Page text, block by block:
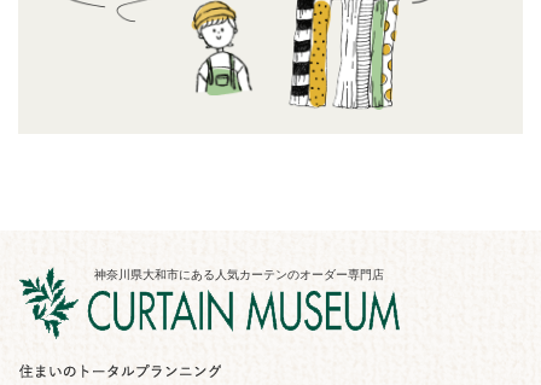
神奈川県大和市にある人気カーテンのオーダー専門店